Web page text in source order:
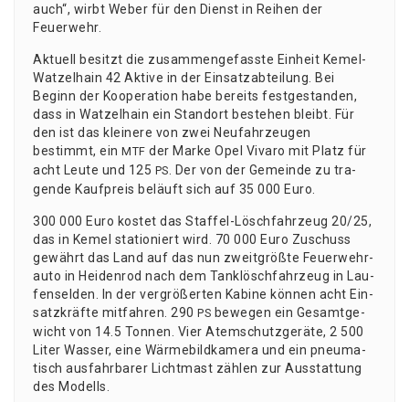
auch“, wirbt Weber für den Dienst in Rei­hen der
Feuerwehr.
Aktu­ell besitzt die zusam­men­ge­fass­te Ein­heit Kemel-
Wat­zel­hain 42 Akti­ve in der Ein­satz­ab­tei­lung. Bei
Beginn der Koope­ra­ti­on habe bereits fest­ge­stan­den,
dass in Wat­zel­hain ein Stand­ort bestehen bleibt. Für
den ist das klei­ne­re von zwei Neu­fahr­zeu­gen
bestimmt, ein MTF der Mar­ke Opel Viva­ro mit Platz für
acht Leu­te und 125 PS. Der von der Gemein­de zu tra­
gen­de Kauf­preis beläuft sich auf 35 000 Euro.
300 000 Euro kos­tet das Staf­fel-Lösch­fahr­zeug 20/25,
das in Kemel sta­tio­niert wird. 70 000 Euro Zuschuss
gewährt das Land auf das nun zweit­größ­te Feu­er­wehr­
au­to in Hei­den­rod nach dem Tank­lösch­fahr­zeug in Lau­
fen­sel­den. In der ver­grö­ßer­ten Kabi­ne kön­nen acht Ein­
satz­kräf­te mit­fah­ren. 290 PS bewe­gen ein Gesamt­ge­
wicht von 14.5 Ton­nen. Vier Atem­schutz­ge­rä­te, 2 500
Liter Was­ser, eine Wär­me­bild­ka­me­ra und ein pneu­ma­
tisch aus­fahr­ba­rer Licht­mast zäh­len zur Aus­stat­tung
des Modells.